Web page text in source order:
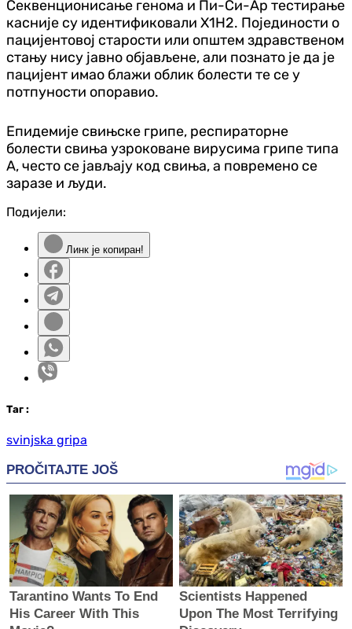
Секвенционисање генома и Пи-Си-Ар тестирање
касније су идентификовали Х1Н2. Појединости о
пацијентовој старости или општем здравственом
стању нису јавно објављене, али познато је да је
пацијент имао блажи облик болести те се у
потпуности опоравио.
Епидемије свињске грипе, респираторне
болести свиња узроковане вирусима грипе типа
А, често се јављају код свиња, а повремено се
заразе и људи.
Подијели:
Линк је копиран!
Таг :
svinjska gripa